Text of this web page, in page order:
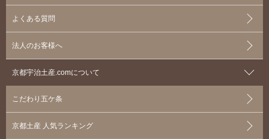
よくある質問
法人のお客様へ
京都宇治土産.comについて
こだわり五ケ条
京都土産 人気ランキング